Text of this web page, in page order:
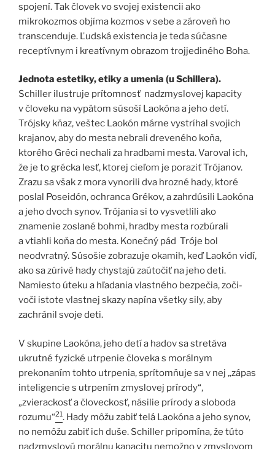
spojení. Tak človek vo svojej existencii ako
mikrokozmos objíma kozmos v sebe a zároveň ho
transcenduje. Ľudská existencia je teda súčasne
receptívnym i kreatívnym obrazom trojjediného Boha.
Jednota estetiky, etiky a umenia (u Schillera).
Schiller ilustruje prítomnosť nadzmyslovej kapacity
v človeku na vypätom súsoší Laokóna a jeho detí.
Trójsky kňaz, veštec Laokón márne vystríhal svojich
krajanov, aby do mesta nebrali dreveného koňa,
ktorého Gréci nechali za hradbami mesta. Varoval ich,
že je to grécka lesť, ktorej cieľom je poraziť Trójanov.
Zrazu sa však z mora vynorili dva hrozné hady, ktoré
poslal Poseidón, ochranca Grékov, a zahrdúsili Laokóna
a jeho dvoch synov. Trójania si to vysvetlili ako
znamenie zoslané bohmi, hradby mesta rozbúrali
a vtiahli koňa do mesta. Konečný pád Tróje bol
neodvratný. Súsošie zobrazuje okamih, keď Laokón vidí,
ako sa zúrivé hady chystajú zaútočiť na jeho deti.
Namiesto úteku a hľadania vlastného bezpečia, zoči-
voči istote vlastnej skazy napína všetky sily, aby
zachránil svoje deti.
V skupine Laokóna, jeho detí a hadov sa stretáva
ukrutné fyzické utrpenie človeka s morálnym
prekonaním tohto utrpenia, sprítomňuje sa v nej „zápas
inteligencie s utrpením zmyslovej prírody“,
„zvierackosť a človeckosť, násilie prírody a sloboda
rozumu“21. Hady môžu zabiť telá Laokóna a jeho synov,
no nemôžu zabiť ich duše. Schiller pripomína, že túto
nadzmyslovú morálnu kapacitu nemožno v zmyslovom